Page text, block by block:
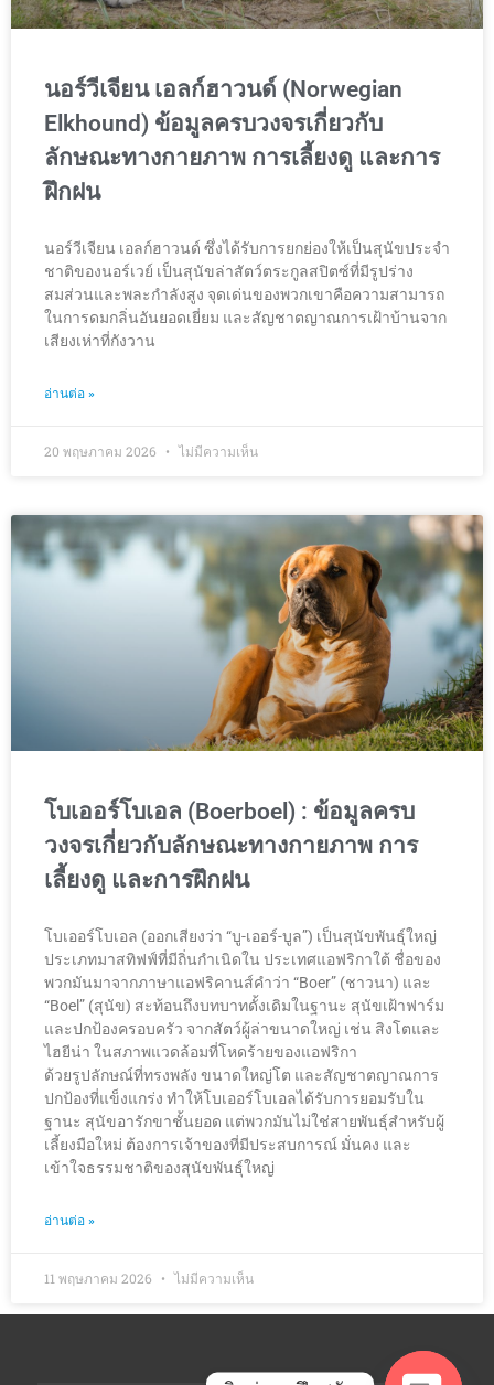
นอร์วีเจียน เอลก์ฮาวนด์ (Norwegian
Elkhound) ข้อมูลครบวงจรเกี่ยวกับ
ลักษณะทางกายภาพ การเลี้ยงดู และการ
ฝึกฝน
นอร์วีเจียน เอลก์ฮาวนด์ ซึ่งได้รับการยกย่องให้เป็นสุนัขประจำ
ชาติของนอร์เวย์ เป็นสุนัขล่าสัตว์ตระกูลสปิตซ์ที่มีรูปร่าง
สมส่วนและพละกำลังสูง จุดเด่นของพวกเขาคือความสามารถ
ในการดมกลิ่นอันยอดเยี่ยม และสัญชาตญาณการเฝ้าบ้านจาก
เสียงเห่าที่กังวาน
อ่านต่อ »
20 พฤษภาคม 2026 ไม่มีความเห็น
โบเออร์โบเอล (Boerboel) : ข้อมูลครบ
วงจรเกี่ยวกับลักษณะทางกายภาพ การ
เลี้ยงดู และการฝึกฝน
โบเออร์โบเอล (ออกเสียงว่า “บู-เออร์-บูล”) เป็นสุนัขพันธุ์ใหญ่
ประเภทมาสทิฟฟ์ที่มีถิ่นกำเนิดใน ประเทศแอฟริกาใต้ ชื่อของ
พวกมันมาจากภาษาแอฟริคานส์คำว่า “Boer” (ชาวนา) และ
“Boel” (สุนัข) สะท้อนถึงบทบาทดั้งเดิมในฐานะ สุนัขเฝ้าฟาร์ม
และปกป้องครอบครัว จากสัตว์ผู้ล่าขนาดใหญ่ เช่น สิงโตและ
ไฮยีน่า ในสภาพแวดล้อมที่โหดร้ายของแอฟริกา
ด้วยรูปลักษณ์ที่ทรงพลัง ขนาดใหญ่โต และสัญชาตญาณการ
ปกป้องที่แข็งแกร่ง ทำให้โบเออร์โบเอลได้รับการยอมรับใน
ฐานะ สุนัขอารักขาชั้นยอด แต่พวกมันไม่ใช่สายพันธุ์สำหรับผู้
เลี้ยงมือใหม่ ต้องการเจ้าของที่มีประสบการณ์ มั่นคง และ
เข้าใจธรรมชาติของสุนัขพันธุ์ใหญ่
อ่านต่อ »
11 พฤษภาคม 2026 ไม่มีความเห็น